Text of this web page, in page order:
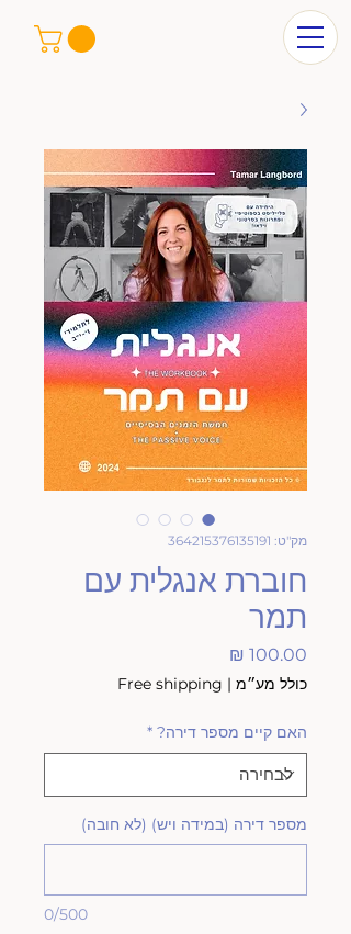
מק"ט: 364215376135191
חוברת אנגלית עם
תמר
כולל מע״מ |
Free shipping
האם קיים מספר דירה? *
מספר דירה (במידה ויש) (לא חובה)
0/500